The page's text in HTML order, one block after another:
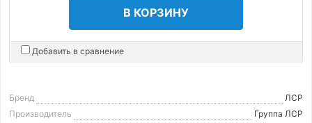
В КОРЗИНУ
Добавить в сравнение
Бренд
ЛСР
Производитель
Группа ЛСР